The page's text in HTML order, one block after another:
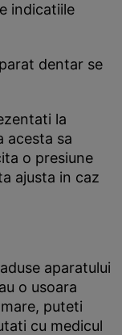
indicatiile
dentar se
la
acesta sa
o presiune
ajusta in caz
aparatului
o usoara
puteti
cu medicul